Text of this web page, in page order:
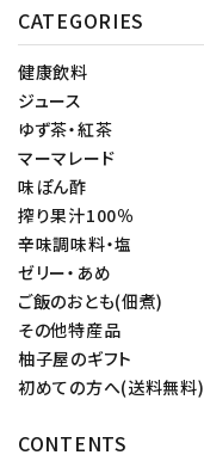
CATEGORIES
健康飲料
ジュース
ゆず茶・紅茶
マーマレード
味ぽん酢
搾り果汁100％
辛味調味料・塩
ゼリー・あめ
ご飯のおとも(佃煮)
その他特産品
柚子屋のギフト
初めての方へ(送料無料)
CONTENTS